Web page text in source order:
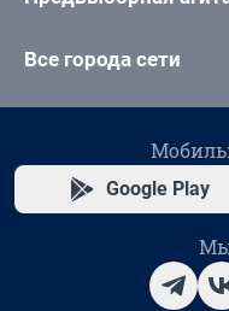
Все города сети
Google Play
Мы